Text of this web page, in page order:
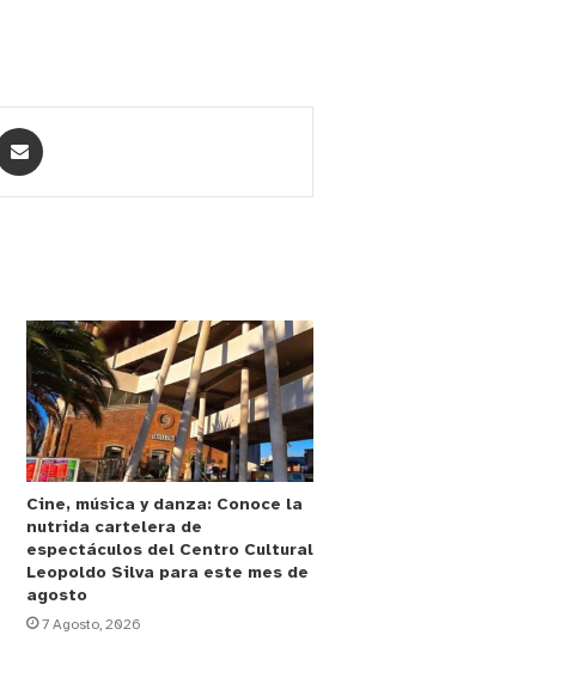
Cine, música y danza: Conoce la
nutrida cartelera de
espectáculos del Centro Cultural
Leopoldo Silva para este mes de
agosto
7 Agosto, 2026